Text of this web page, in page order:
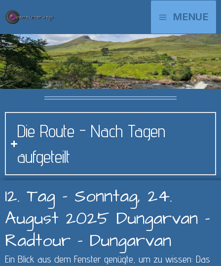
Zum
Inhalt
springen
MAIN
MENU
MENUE
Die Route - Nach Tagen
aufgeteilt
12. Tag - Sonntag, 24.
August 2025 Dungarvan -
Radtour - Dungarvan
Ein Blick aus dem Fenster genügte, um zu wissen: Das